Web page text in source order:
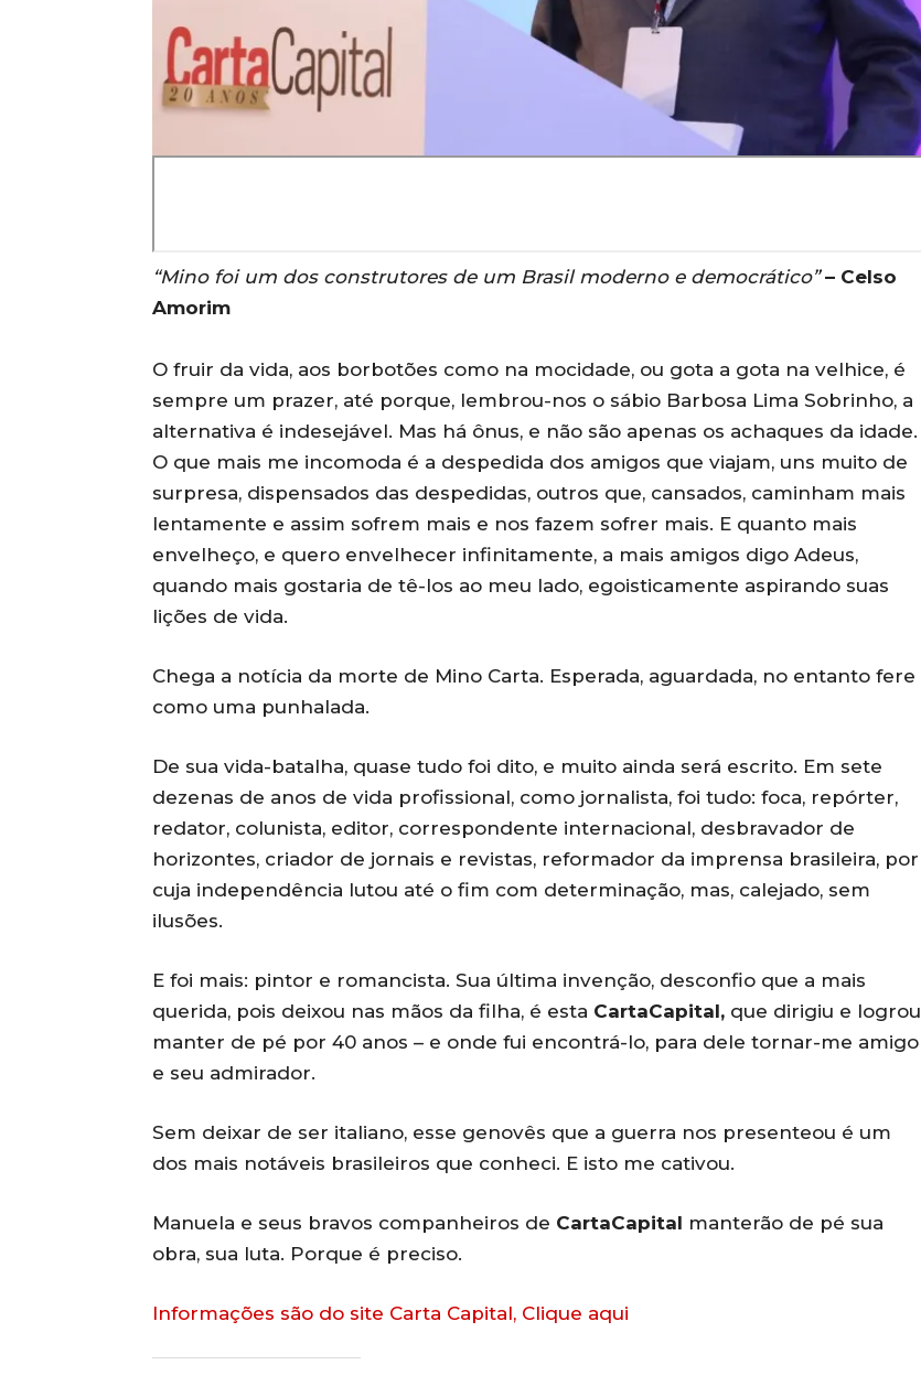
“Mino foi um dos construtores de um Brasil moderno e democrático”– Celso
Amorim
O fruir da vida, aos borbotões como na mocidade, ou gota a gota na velhice, é
sempre um prazer, até porque, lembrou-nos o sábio Barbosa Lima Sobrinho, a
alternativa é indesejável. Mas há ônus, e não são apenas os achaques da idade.
O que mais me incomoda é a despedida dos amigos que viajam, uns muito de
surpresa, dispensados das despedidas, outros que, cansados, caminham mais
lentamente e assim sofrem mais e nos fazem sofrer mais. E quanto mais
envelheço, e quero envelhecer infinitamente, a mais amigos digo Adeus,
quando mais gostaria de tê-los ao meu lado, egoisticamente aspirando suas
lições de vida.
Chega a notícia da morte de Mino Carta. Esperada, aguardada, no entanto fere
como uma punhalada.
De sua vida-batalha, quase tudo foi dito, e muito ainda será escrito. Em sete
dezenas de anos de vida profissional, como jornalista, foi tudo: foca, repórter,
redator, colunista, editor, correspondente internacional, desbravador de
horizontes, criador de jornais e revistas, reformador da imprensa brasileira, por
cuja independência lutou até o fim com determinação, mas, calejado, sem
ilusões.
E foi mais: pintor e romancista. Sua última invenção, desconfio que a mais
querida, pois deixou nas mãos da filha, é esta CartaCapital, que dirigiu e logrou
manter de pé por 40 anos – e onde fui encontrá-lo, para dele tornar-me amigo
e seu admirador.
Sem deixar de ser italiano, esse genovês que a guerra nos presenteou é um
dos mais notáveis brasileiros que conheci. E isto me cativou.
Manuela e seus bravos companheiros de CartaCapital manterão de pé sua
obra, sua luta. Porque é preciso.
Informações são do site Carta Capital, Clique aqui